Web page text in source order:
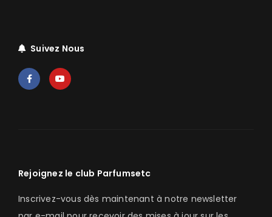
Suivez Nous
Rejoignez le club Parfumsetc
Inscrivez-vous dès maintenant à notre newsletter